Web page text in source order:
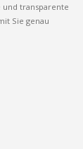
und transparente
Sie genau